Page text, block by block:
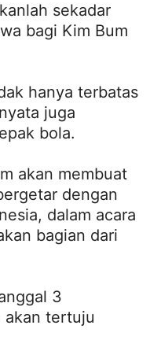
sekadar
bagi Kim Bum
hanya terbatas
juga
bola.
akan membuat
dengan
dalam acara
bagian dari
3
akan tertuju